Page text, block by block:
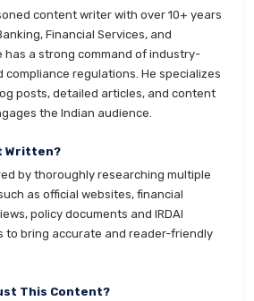
content writer with over 10+ years
Financial Services, and
has a strong command of industry-
compliance regulations. He specializes
posts, detailed articles, and content
the Indian audience.
Written?
by thoroughly researching multiple
as official websites, financial
policy documents and IRDAI
to bring accurate and reader-friendly
This Content?